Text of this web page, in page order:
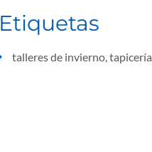
Etiquetas
talleres de invierno,tapicería